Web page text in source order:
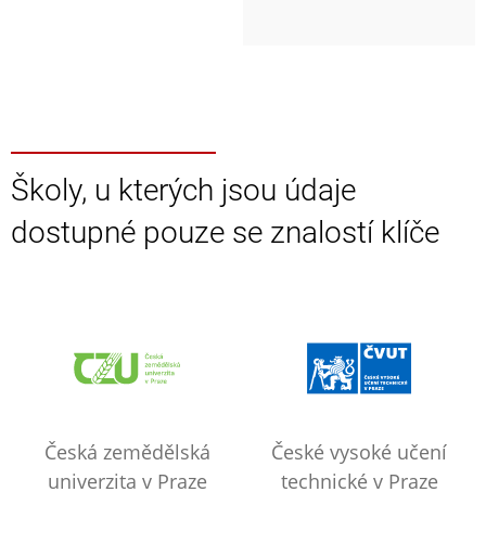
Školy, u kterých jsou údaje
dostupné pouze se znalostí klíče
Česká zemědělská
univerzita v Praze
České vysoké učení
technické v Praze